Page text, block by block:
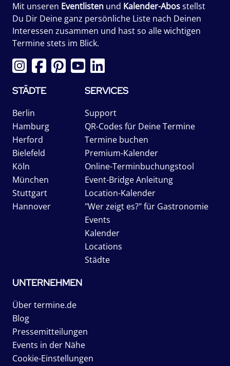
Mit unseren Eventlisten und Kalender-Abosstellst
Du Dir Deine ganz persönliche Liste nach Deinen
Interessen zusammen und hast so alle wichtigen
Termine stets im Blick.
STÄDTE
Berlin
Hamburg
Herford
Bielefeld
Köln
München
Stuttgart
Hannover
SERVICES
Support
QR-Codes für Deine Termine
Termine buchen
Premium-Kalender
Online-Terminbuchungstool
Event-Bridge Anleitung
Location-Kalender
"Wer zeigt es?" für Gastronomie
Events
Kalender
Locations
Städte
UNTERNEHMEN
Über termine.de
Blog
Pressemitteilungen
Events in der Nähe
Cookie-Einstellungen